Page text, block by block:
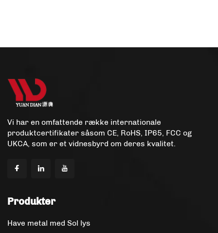
Vi har en omfattende række internationale
produktcertifikater såsom CE, RoHS, IP65, FCC og
UKCA, som er et vidnesbyrd om deres kvalitet.
Produkter
Have metal med Sol lys